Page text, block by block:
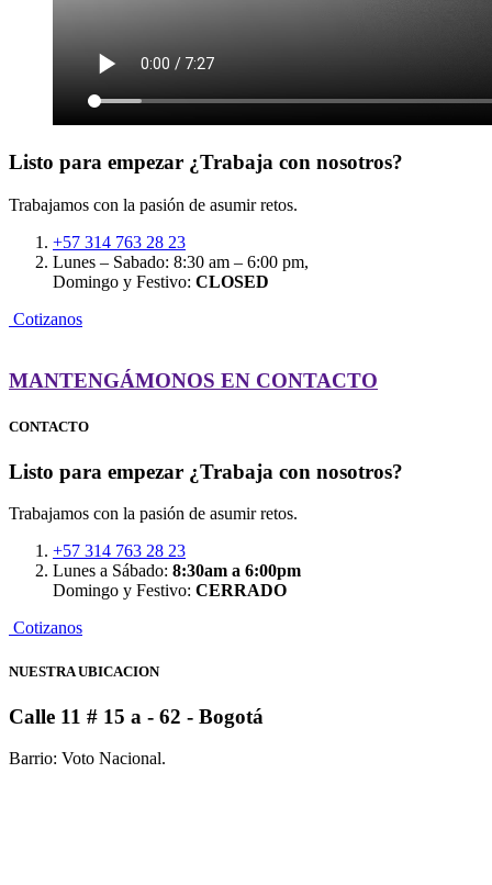
Listo para empezar ¿Trabaja con nosotros?
Trabajamos con la pasión de asumir retos.
+57 314 763 28 23
Lunes – Sabado: 8:30 am – 6:00 pm,
Domingo y Festivo: CLOSED
Cotizanos
MANTENGÁMONOS EN CONTACTO
CONTACTO
Listo para empezar ¿Trabaja con nosotros?
Trabajamos con la pasión de asumir retos.
+57 314 763 28 23
Lunes a Sábado: 8:30am a 6:00pm
Domingo y Festivo: CERRADO
Cotizanos
NUESTRA UBICACION
Calle 11 # 15 a - 62 - Bogotá
Barrio: Voto Nacional.